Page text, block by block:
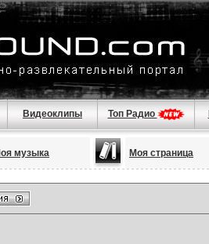
Видеоклипы Топ Радио
музыка Моя страница